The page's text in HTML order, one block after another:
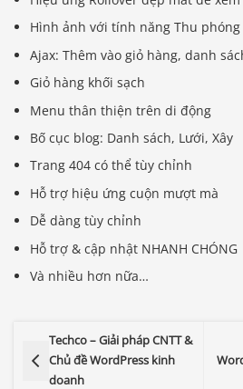
Hình ảnh với tính năng Thu
Ajax: Thêm vào giỏ hàng, danh
Giỏ hàng khối sạch
Menu thân thiện trên di động
Bố cục blog: Danh sách, Lưới, Xây
Trang 404 có thể tùy chỉnh
Hỗ trợ hiệu ứng cuộn mượt mà
Dễ dàng tùy chỉnh
Hỗ trợ & cập nhật NHANH CHÓNG
Và nhiều hơn nữa…
Techco – Giải pháp CNTT &
Chủ đề WordPress kinh
doanh